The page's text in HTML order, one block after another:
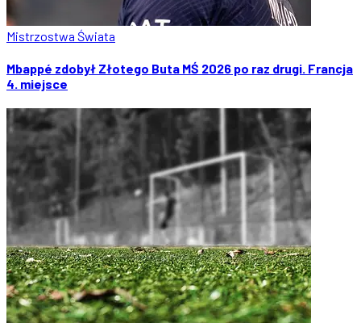
Mistrzostwa Świata
Mbappé zdobył Złotego Buta MŚ 2026 po raz drugi. Francja
4. miejsce